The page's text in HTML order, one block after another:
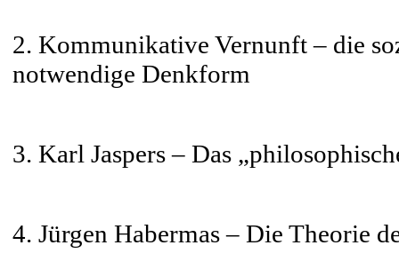
2. Kommunikative Vernunft – die
notwendige Denkform
3. Karl Jaspers – Das
4. Jürgen Habermas – Die Theorie